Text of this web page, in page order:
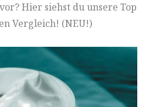
Hier siehst du unsere Top
Vergleich! (NEU!)